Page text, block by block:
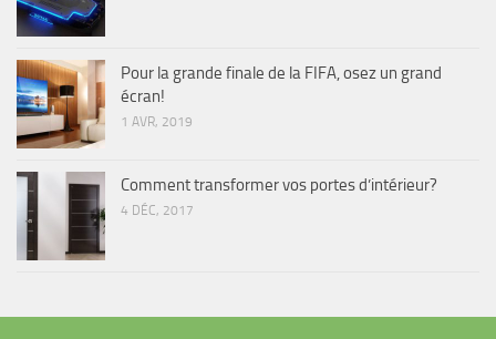
Pour la grande finale de la FIFA, osez un grand
écran!
1 AVR, 2019
Comment transformer vos portes d’intérieur?
4 DÉC, 2017